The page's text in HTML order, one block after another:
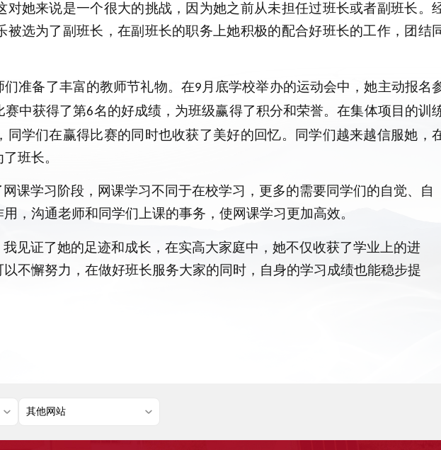
对她来说是一个很大的挑战，因为她之前从未担任过班长或者副班长。
选为了副班长，在副班长的职务上她积极的配合好班长的工作，团结
准备了丰富的教师节礼物。在9 月底学校举办的运动会中，她主动报名
赛中获得了第6名的好成绩，为班级赢得了积分和荣誉。在集体项目的训
学们在赢得比赛的同时也收获了美好的回忆。同学们越来越信服她，
班长。
课学习阶段，网课学习不同于在校学习，更多的需要同学们的自觉、自
，沟通老师和同学们上课的事务，使网课学习更加高效。
见证了她的足迹和成长，在实高大家庭中，她不仅收获了学业上的进
不懈努力，在做好班长服务大家的同时，自身的学习成绩也能稳步提